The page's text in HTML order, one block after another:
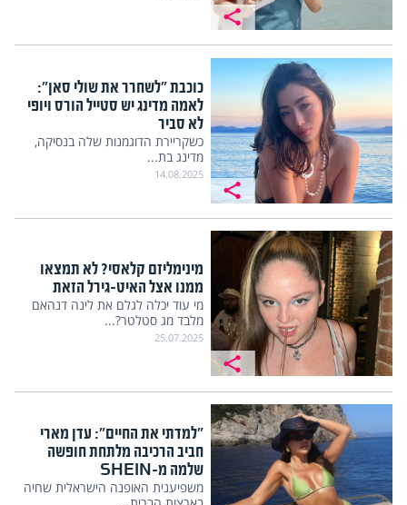
כוכבת "לשחרר את שולי סאן":
לאמה מדינג יש סטייל הורס ויופי
לא סביר
כשקריירת הדוגמנות שלה בנסיקה,
מדינג בת...
14.08.2025
מינימליזם קלאסי? לא תמצאו
ממנו אצל האיט-גירל הזאת
מי עוד יכלה לגלם את לינה דנהאם
מלבד מג סטלטר?...
25.07.2025
"למדתי את החיים": עדן מארי
חביב הרכיבה מלתחת חופשה
שלמה מ-SHEIN
משפיענית האופנה הישראלית שחיה